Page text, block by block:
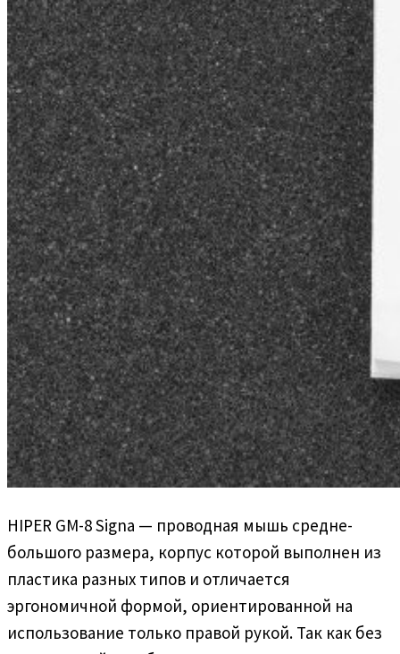
HIPER GM-8 Signa — проводная мышь средне-
большого размера, корпус которой выполнен из
пластика разных типов и отличается
эргономичной формой, ориентированной на
использование только правой рукой. Так как без